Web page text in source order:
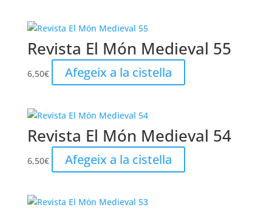
Revista El Món Medieval 55
6,50€ Afegeix a la cistella
Revista El Món Medieval 54
6,50€ Afegeix a la cistella